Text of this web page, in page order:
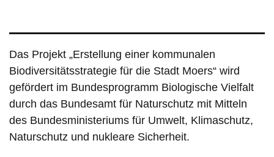
Das Projekt „Erstellung einer kommunalen
Biodiversitätsstrategie für die Stadt Moers“ wird
gefördert im Bundesprogramm Biologische Vielfalt
durch das Bundesamt für Naturschutz mit Mitteln
des Bundesministeriums für Umwelt, Klimaschutz,
Naturschutz und nukleare Sicherheit.